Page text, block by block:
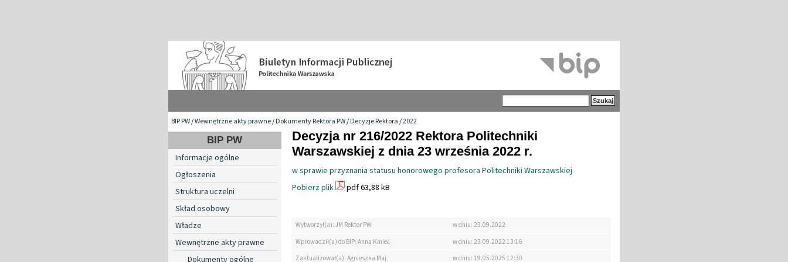
BIP PW/Wewnętrzne akty prawne/Dokumenty Rektora PW/Decyzje Rektora/2022
BIP PW
Informacje ogólne
Ogłoszenia
Struktura uczelni
Skład osobowy
Władze
Wewnętrzne akty prawne
Dokumenty ogólne
Decyzja nr 216/2022 Rektora Politechniki
Warszawskiej z dnia 23 września 2022 r.
w sprawie przyznania statusu honorowego profesora Politechniki Warszawskiej
Pobierz plik
pdf 63,88 kB
Wytworzył(a): JM Rektor PW
w dniu: 23.09.2022
Wprowadził(a) do BIP: Anna Kmieć
w dniu: 23.09.2022 13:16
Zaktualizował(a): Agnieszka Maj
w dniu: 19.05.2025 12:30